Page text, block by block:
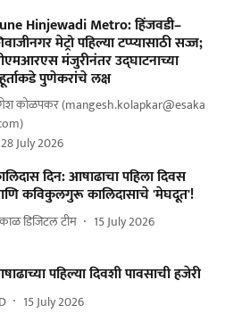
Hinjewadi Metro: हिंजवडी–
मेट्रो पहिल्या टप्प्यासाठी सज्ज;
मंजुरीनंतर उद्‌घाटनाच्या
पुणेकरांचे लक्ष
कोळपकर (mangesh.kolapkar@esaka
28 July 2026
दिन: आषाढाचा पहिला दिवस
कविकुलगुरू कालिदासाचे 'मेघदूत'!
डिजिटल टीम 15 July 2026
पहिल्या दिवशी पावसाची हजेरी
15 July 2026